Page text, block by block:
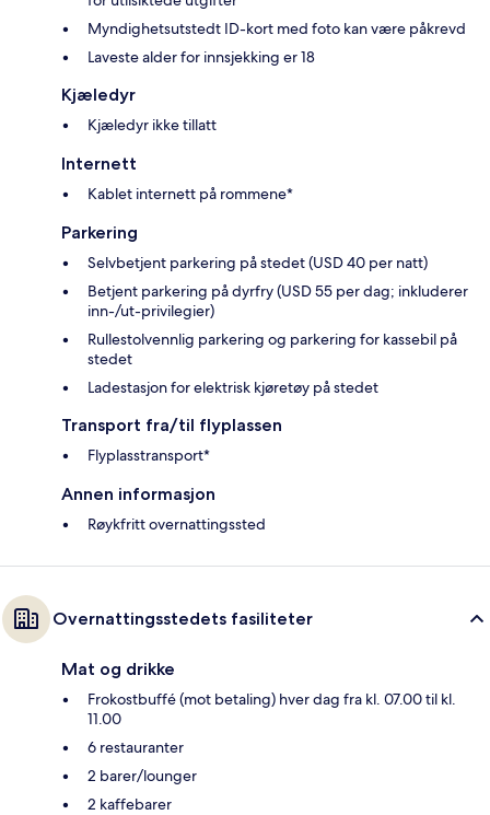
Myndighetsutstedt ID-kort med foto kan være påkrevd
Laveste alder for innsjekking er 18
Kjæledyr
Kjæledyr ikke tillatt
Internett
Kablet internett på rommene*
Parkering
Selvbetjent parkering på stedet (USD 40 per natt)
Betjent parkering på dyrfry (USD 55 per dag; inkluderer
inn-/ut-privilegier)
Rullestolvennlig parkering og parkering for kassebil på
stedet
Ladestasjon for elektrisk kjøretøy på stedet
Transport fra/til flyplassen
Flyplasstransport*
Annen informasjon
Røykfritt overnattingssted
Overnattingsstedets fasiliteter
Mat og drikke
Frokostbuffé (mot betaling) hver dag fra kl. 07.00 til kl.
11.00
6 restauranter
2 barer/lounger
2 kaffebarer